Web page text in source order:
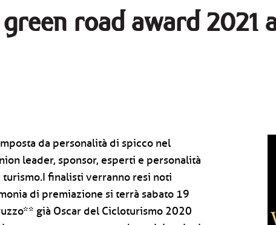
road award 2021
da personalità di spicco nel
leader, sponsor, esperti e personalità
finalisti verranno resi noti
di premiazione si terrà sabato 19
già Oscar del Cicloturismo 2020